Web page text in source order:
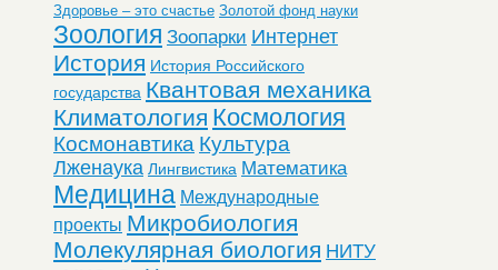
Здоровье – это счастье Золотой фонд науки
Зоология Зоопарки Интернет
История История Российского
государства Квантовая механика
Климатология Космология
Космонавтика Культура
Лженаука Лингвистика Математика
Медицина Международные
проекты Микробиология
Молекулярная биология НИТУ